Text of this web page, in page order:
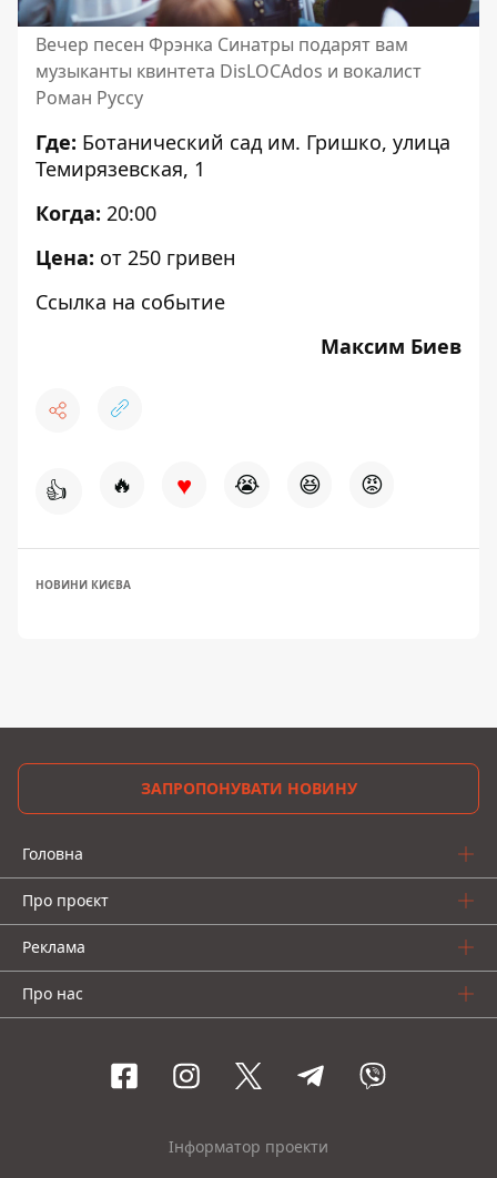
Вечер песен Фрэнка Синатры подарят вам
музыканты квинтета DisLOCAdos и вокалист
Роман Руссу
Где: Ботанический сад им. Гришко, улица
Темирязевская, 1
Когда: 20:00
Цена: от 250 гривен
Ссылка на событие
Максим Биев
👍 🔥 ♥ 😭 😆 😡
НОВИНИ КИЄВА
ЗАПРОПОНУВАТИ НОВИНУ
Головна
Про проєкт
Реклама
Про нас
Інформатор проекти